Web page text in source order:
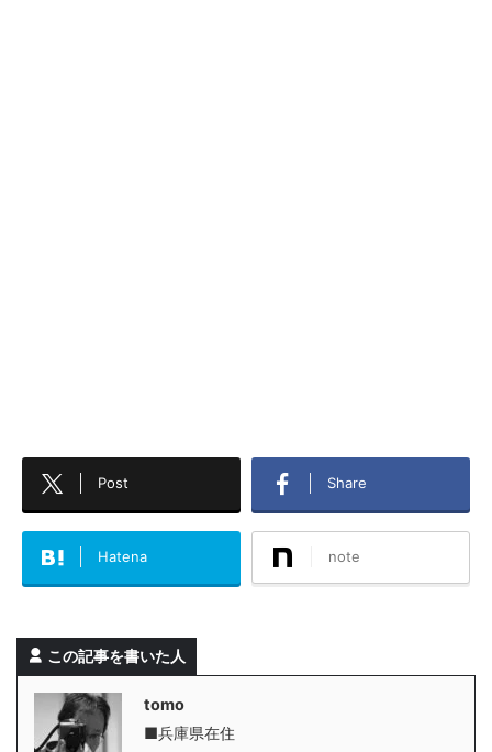
Post Share
Hatena note
この記事を書いた人
tomo
■兵庫県在住